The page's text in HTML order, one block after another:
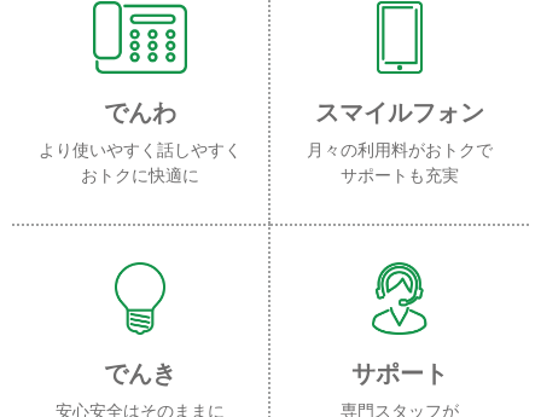
でんわ
より使いやすく話しやすく
おトクに快適に
スマイルフォン
月々の利用料がおトクで
サポートも充実
でんき
安心安全はそのままに
サポート
専門スタッフが